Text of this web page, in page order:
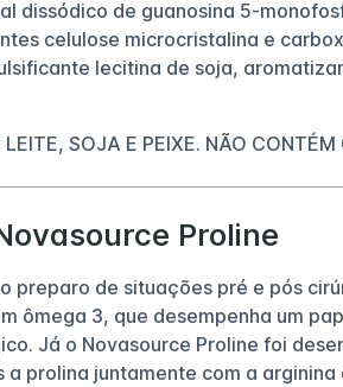
dissódico de guanosina 5-
celulose microcristalina e
lecitina de soja,
SOJA E PEIXE. NÃO CONTÉM
Proline
preparo de situações pré e pós
ômega 3, que desempenha um
Já o Novasource Proline foi
prolina juntamente com a